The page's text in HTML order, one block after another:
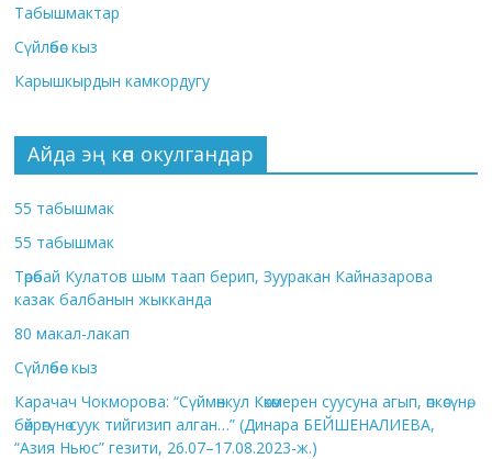
Табышмактар
Сүйлөбөс кыз
Карышкырдын камкордугу
Айда эң көп окулгандар
55 табышмак
55 табышмак
Төрөбай Кулатов шым таап берип, Зууракан Кайназарова
казак балбанын жыкканда
80 макал-лакап
Сүйлөбөс кыз
Карачач Чокморова: “Сүймөнкул Көкөмерен суусуна агып, өпкөсүнө,
бөйрөгүнө суук тийгизип алган…” (Динара БЕЙШЕНАЛИЕВА,
“Азия Ньюс” гезити, 26.07–17.08.2023-ж.)